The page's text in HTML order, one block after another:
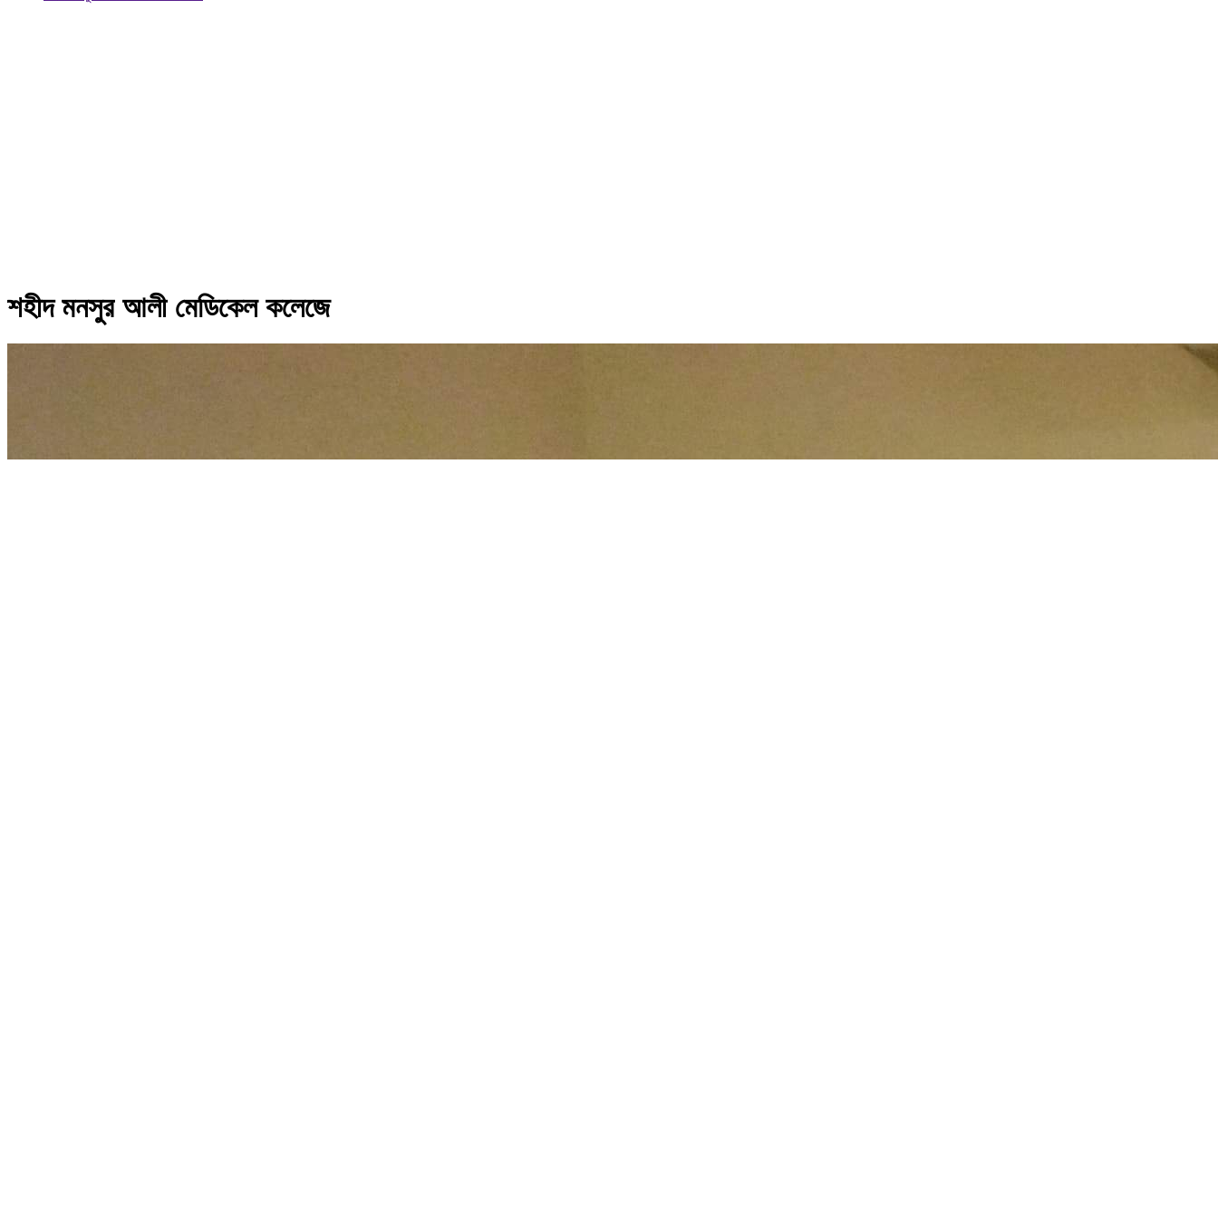
শহীদ মনসুর আলী মেডিকেল কলেজে